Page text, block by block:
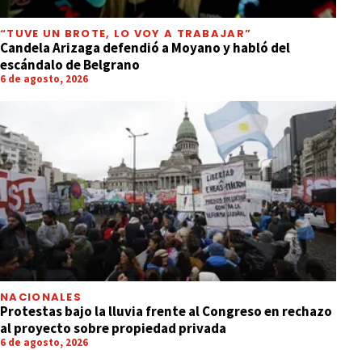
“TUVE UN BROTE, LO VOY A TRABAJAR”
Candela Arizaga defendió a Moyano y habló del
escándalo de Belgrano
6 de agosto, 2026
NACIONALES
Protestas bajo la lluvia frente al Congreso en rechazo
al proyecto sobre propiedad privada
6 de agosto, 2026